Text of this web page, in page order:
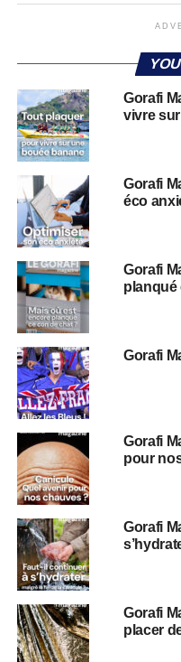
Gorafi
vivre
Gorafi
éco
Gorafi
planqué
Gorafi
Gorafi
pour
Gorafi
Gorafi
placer